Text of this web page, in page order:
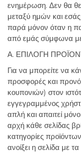
ενημέρωση. Δεν θα
μεταξύ ημών και
παρά μόνον όταν η
από εμάς σύμφωνα
Α. ΕΠΙΛΟΓΗ
Για να μπορείτε να
προσφορές και
κουπονιών) στον
εγγεγραμμένος
απλή και απαιτεί
αρχή κάθε σελίδας
κατηγορίες
ανοίξει η σελίδα με